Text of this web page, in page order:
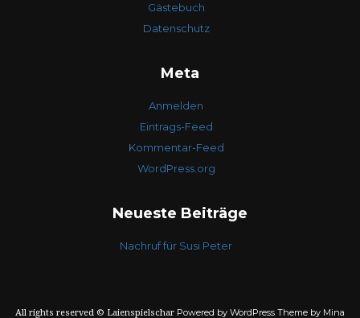
Gästebuch
Datenschutz
Meta
Anmelden
Eintrags-Feed
Kommentar-Feed
WordPress.org
Neueste Beiträge
Nachruf für Susi Peter
All rights reserved © Laienspielschar Powered by WordPress Theme by Mina